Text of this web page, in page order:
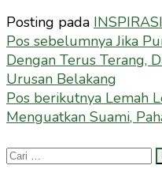
Posting pada INSPIRASI
Navigasi
pos
Pos sebelumnyaJika
Dengan Terus Terang,
Urusan Belakang
Pos berikutnya Lemah
Menguatkan Suami,
Cari